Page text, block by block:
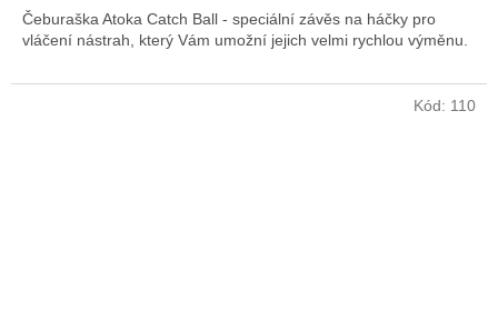
Čeburaška Atoka Catch Ball - speciální závěs na háčky pro
vláčení nástrah, který Vám umožní jejich velmi rychlou výměnu.
Kód: 110